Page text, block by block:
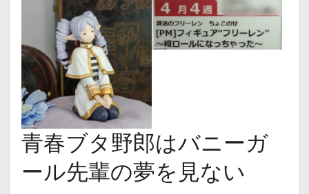
青春ブタ野郎はバニーガ
ール先輩の夢を見ない